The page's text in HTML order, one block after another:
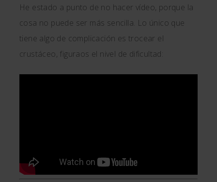
He estado a punto de no hacer vídeo, porque la
cosa no puede ser más sencilla. Lo único que
tiene algo de complicación es trocear el
crustáceo, figuraos el nivel de dificultad: